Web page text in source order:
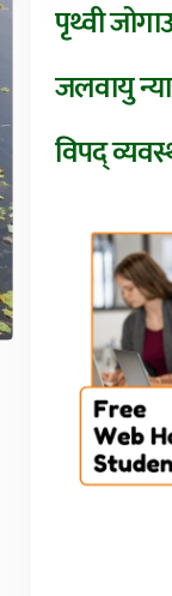
पृथ्वी
जलवायु
विपद्